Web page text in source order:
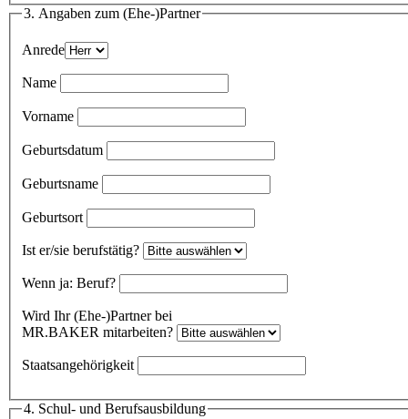
3. Angaben zum (Ehe-)Partner
Anrede
Name
Vorname
Geburtsdatum
Geburtsname
Geburtsort
Ist er/sie berufstätig?
Wenn ja: Beruf?
Wird Ihr (Ehe-)Partner bei
MR.BAKER mitarbeiten?
Staatsangehörigkeit
4. Schul- und Berufsausbildung